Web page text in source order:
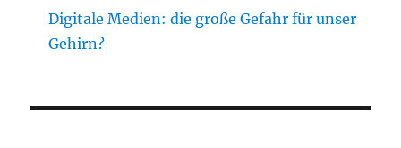
Digitale Medien: die große Gefahr für unser
Gehirn?